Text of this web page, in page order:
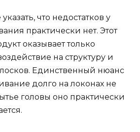
что недостатков у
практически нет. Этот
оказывает только
на структуру и
Единственный нюанс
долго на локонах не
головы оно практически